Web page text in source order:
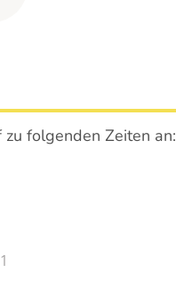
folgenden Zeiten an: